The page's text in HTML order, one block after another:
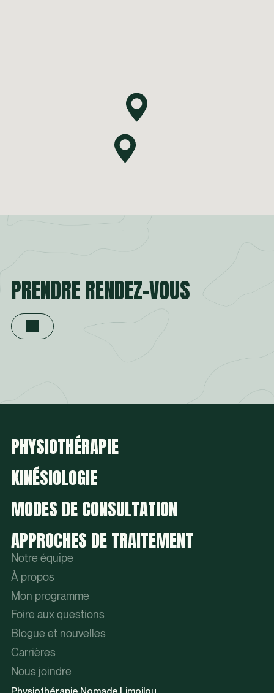
PRENDRE RENDEZ-VOUS
PHYSIOTHÉRAPIE
KINÉSIOLOGIE
MODES DE CONSULTATION
APPROCHES DE TRAITEMENT
Notre équipe
À propos
Mon programme
Foire aux questions
Blogue et nouvelles
Carrières
Nous joindre